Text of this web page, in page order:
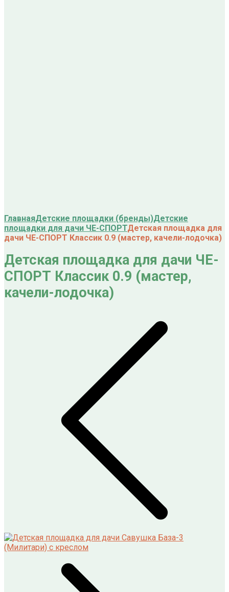
ГлавнаяДетские площадки (бренды)Детские
площадки для дачи ЧЕ-СПОРТДетская площадка для
дачи ЧЕ-СПОРТ Классик 0.9 (мастер, качели-лодочка)
Детская площадка для дачи ЧЕ-
СПОРТ Классик 0.9 (мастер,
качели-лодочка)